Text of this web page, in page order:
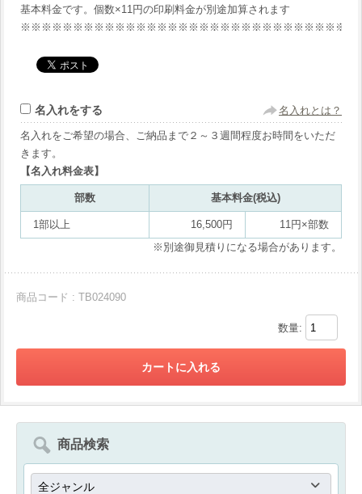
基本料金です。個数×11円の印刷料金が別途加算されます
名入れをする 名入れとは？
名入れをご希望の場合、ご納品まで２～３週間程度お時間をいただ
きます。
【名入れ料金表】
部数 基本料金(税込)
1部以上 16,500円
11円×部数
※別途御見積りになる場合があります。
商品コード : TB024090
数量:
商品検索